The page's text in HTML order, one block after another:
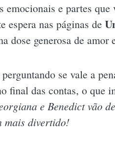
emocionais e partes
espera nas páginas de
dose generosa de amor
se vale a
final das contas, o que
e Benedict vão
mais divertido!